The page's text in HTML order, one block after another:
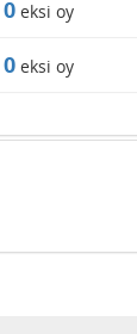
0eksi oy
0eksi oy